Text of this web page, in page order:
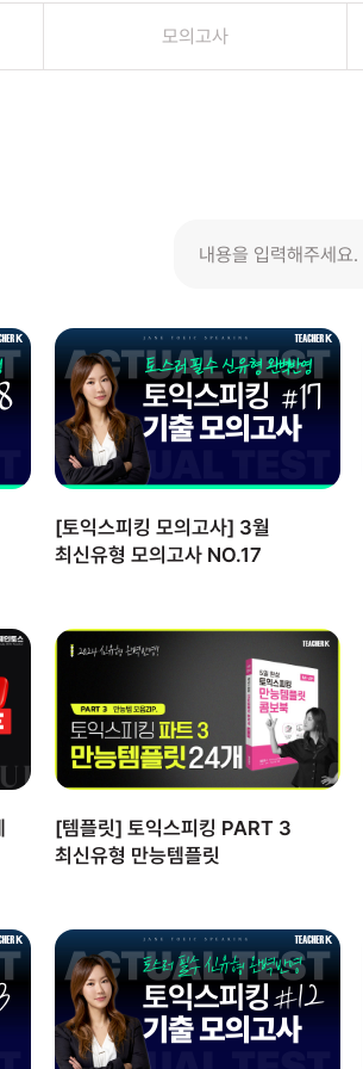
모의고사
[토익스피킹 모의고사] 3월
최신유형 모의고사 NO.17
[템플릿] 토익스피킹 PART 3
최신유형 만능템플릿